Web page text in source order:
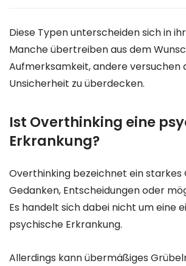
Diese Typen unterscheiden sich in
Manche übertreiben aus dem
Aufmerksamkeit, andere versuchen
Unsicherheit zu überdecken.
Ist Overthinking eine
Erkrankung?
Overthinking bezeichnet ein starkes
Gedanken, Entscheidungen oder
Es handelt sich dabei nicht um eine
psychische Erkrankung.
Allerdings kann übermäßiges